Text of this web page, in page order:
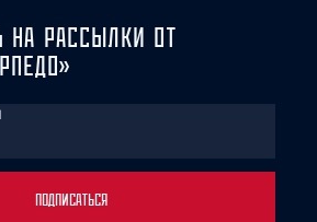
НА РАССЫЛКИ ОТ
ПОДПИСАТЬСЯ